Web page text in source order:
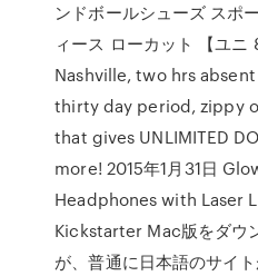
ンドボールシューズ スポ
ィース ローカット 【ユ
Nashville, two hrs
thirty day period, zippy
that gives UNLIMITED
more! 2015年1月31日
Headphones with Laser
Kickstarter Mac版をダウ
が、普通に日本語のサイ